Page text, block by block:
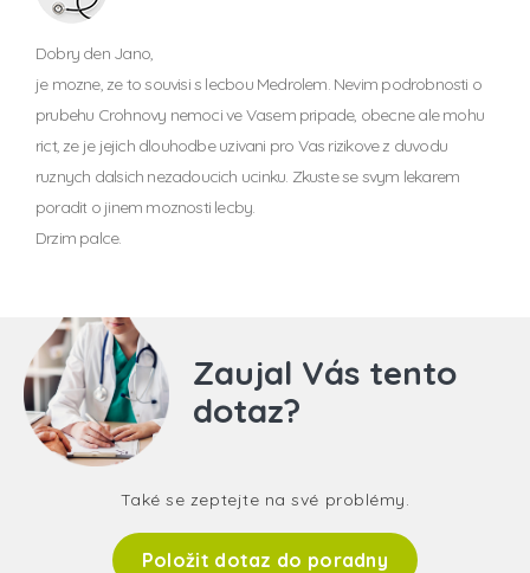
Dobry den Jano,
je mozne, ze to souvisi s lecbou Medrolem. Nevim podrobnosti o
prubehu Crohnovy nemoci ve Vasem pripade, obecne ale mohu
rict, ze je jejich dlouhodbe uzivani pro Vas rizikove z duvodu
ruznych dalsich nezadoucich ucinku. Zkuste se svym lekarem
poradit o jinem moznosti lecby.
Drzim palce.
Zaujal Vás tento
dotaz?
Také se zeptejte na své problémy.
Položit dotaz do poradny